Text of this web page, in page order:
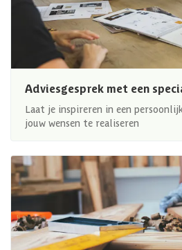
Adviesgesprek met een
Laat je inspireren in een
jouw wensen te realiseren